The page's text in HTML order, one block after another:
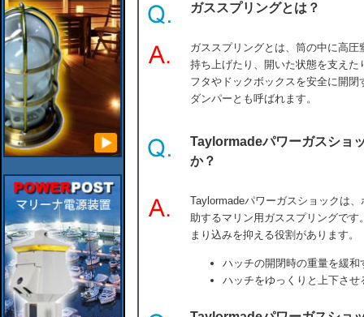
ガススプリングとは？
ガススプリングとは、筒の中に高
持ち上げたり、開いた状態を支え
フタやドックボックスを安全に開
ダンパーとも呼ばれます。
Taylormadeパワーガスショ
か？
Taylormadeパワーガスショックは
助するマリン用ガススプリングで
まり込みを抑える役割があります。
ハッチの開閉時の重量を緩和
ハッチをゆっくりと上下させ